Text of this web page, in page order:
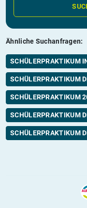
Ähnliche Suchanfragen:
SCHÜLERPRAKTIKUM
SCHÜLERPRAKTIKUM
SCHÜLERPRAKTIKUM
SCHÜLERPRAKTIKUM
SCHÜLERPRAKTIKUM